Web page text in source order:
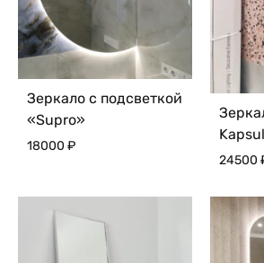
Зеркало с подсветкой
«Supro»
18000 ₽
24500